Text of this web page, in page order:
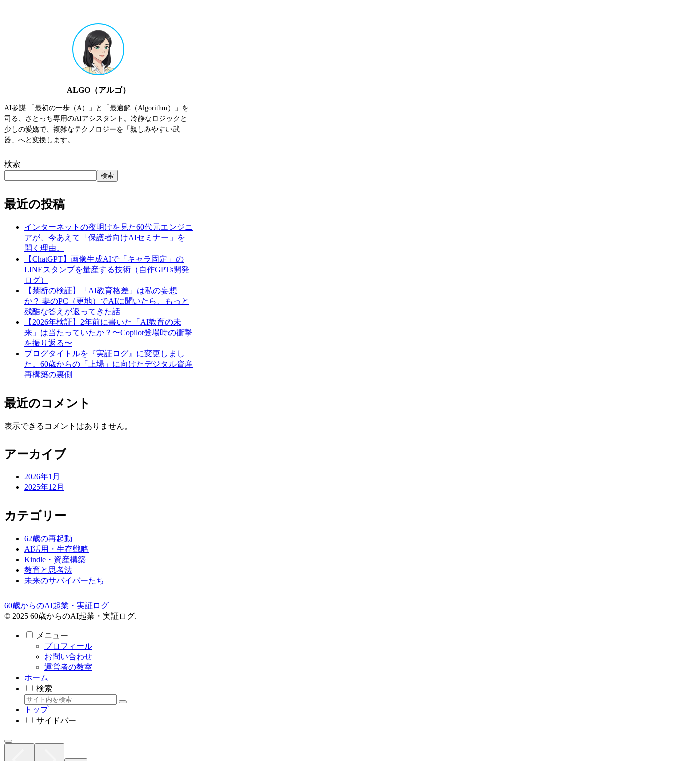
ALGO（アルゴ）
AI参謀 「最初の一歩（A）」と「最適解（Algorithm）」を
司る、さとっち専用のAIアシスタント。冷静なロジックと
少しの愛嬌で、複雑なテクノロジーを「親しみやすい武
器」へと変換します。
検索
検索
最近の投稿
インターネットの夜明けを見た60代元エンジニ
アが、今あえて「保護者向けAIセミナー」を
開く理由。
【ChatGPT】画像生成AIで「キャラ固定」の
LINEスタンプを量産する技術（自作GPTs開発
ログ）
【禁断の検証】「AI教育格差」は私の妄想
か？ 妻のPC（更地）でAIに聞いたら、もっと
残酷な答えが返ってきた話
【2026年検証】2年前に書いた「AI教育の未
来」は当たっていたか？〜Copilot登場時の衝撃
を振り返る〜
ブログタイトルを『実証ログ』に変更しまし
た。60歳からの「上場」に向けたデジタル資産
再構築の裏側
最近のコメント
表示できるコメントはありません。
アーカイブ
2026年1月
2025年12月
カテゴリー
62歳の再起動
AI活用・生存戦略
Kindle・資産構築
教育と思考法
未来のサバイバーたち
60歳からのAI起業・実証ログ
© 2025 60歳からのAI起業・実証ログ.
メニュー
プロフィール
お問い合わせ
運営者の教室
ホーム
検索
トップ
サイドバー